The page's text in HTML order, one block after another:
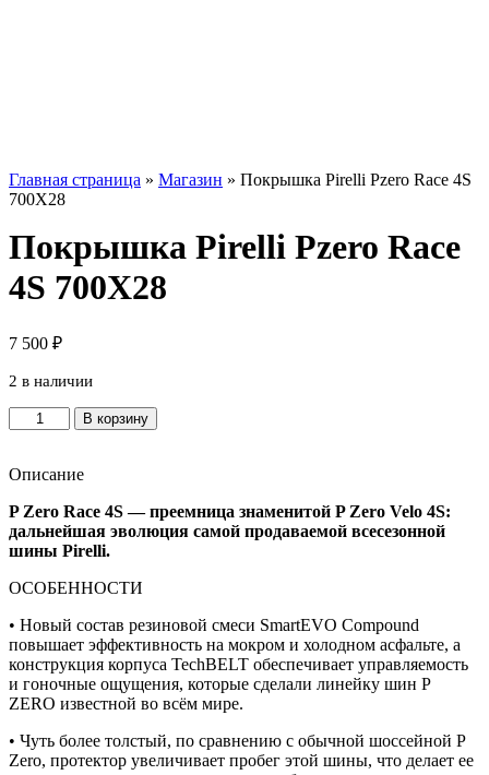
Главная страница » Магазин » Покрышка Pirelli Pzero Race 4S
700X28
Покрышка Pirelli Pzero Race
4S 700X28
7 500 ₽
2 в наличии
Количество
товара
Pirelli
Race
4S
700X28
В корзину
Описание
P Zero Race 4S — преемница знаменитой P Zero Velo 4S:
дальнейшая эволюция самой продаваемой всесезонной
шины Pirelli.
ОСОБЕННОСТИ
• Новый состав резиновой смеси SmartEVO Compound
повышает эффективность на мокром и холодном асфальте, а
конструкция корпуса TechBELT обеспечивает управляемость
и гоночные ощущения, которые сделали линейку шин P
ZERO известной во всём мире.
• Чуть более толстый, по сравнению с обычной шоссейной P
Zero, протектор увеличивает пробег этой шины, что делает ее